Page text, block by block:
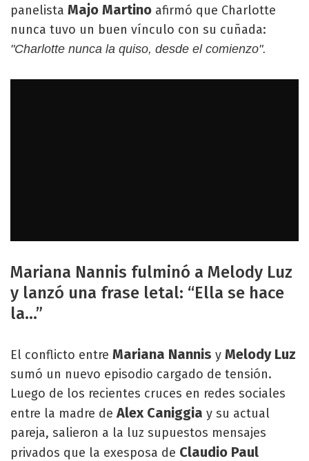
panelista Majo Martino afirmó que Charlotte
nunca tuvo un buen vínculo con su cuñada:
"Charlotte nunca la quiso, desde el comienzo".
Mariana Nannis fulminó a Melody Luz
y lanzó una frase letal: “Ella se hace
la…”
El conflicto entre Mariana Nannis y Melody Luz
sumó un nuevo episodio cargado de tensión.
Luego de los recientes cruces en redes sociales
entre la madre deAlex Caniggia y su actual
pareja, salieron a la luz supuestos mensajes
privados que la exesposa de Claudio Paul